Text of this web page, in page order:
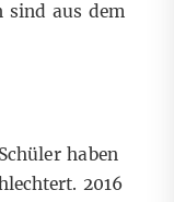
sind aus dem
haben
2016